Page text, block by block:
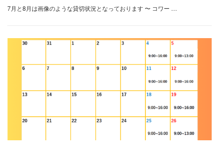
7月と8月は画像のような貸切状況となっております 〜 コワー …